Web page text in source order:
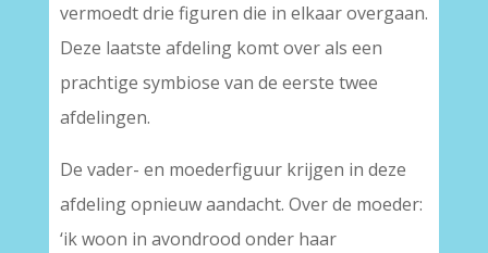
vermoedt drie figuren die in elkaar overgaan.
Deze laatste afdeling komt over als een
prachtige symbiose van de eerste twee
afdelingen.
De vader- en moederfiguur krijgen in deze
afdeling opnieuw aandacht. Over de moeder:
‘ik woon in avondrood onder haar